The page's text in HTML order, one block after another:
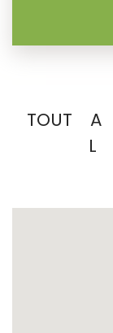
TOUT A
L